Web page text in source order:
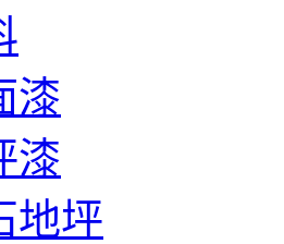
漆
漆
地坪